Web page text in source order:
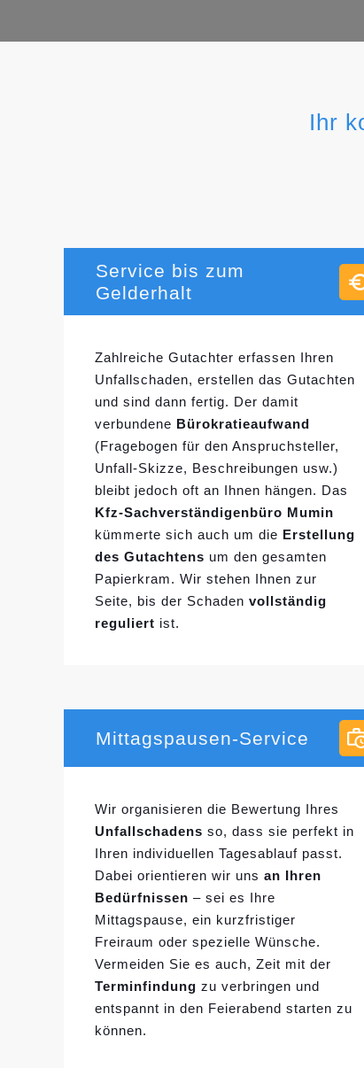
Ihr
Service bis zum
Gelderhalt
Zahlreiche Gutachter erfassen Ihren
Unfallschaden, erstellen das Gutachten
und sind dann fertig. Der damit
verbundene Bürokratieaufwand
(Fragebogen für den Anspruchsteller,
Unfall-Skizze, Beschreibungen usw.)
bleibt jedoch oft an Ihnen hängen. Das
Kfz-Sachverständigenbüro Mumin
kümmerte sich auch um die Erstellung
des Gutachtens um den gesamten
Papierkram. Wir stehen Ihnen zur
Seite, bis der Schaden vollständig
reguliert ist.
Mittagspausen-Service
Wir organisieren die Bewertung Ihres
Unfallschadens so, dass sie perfekt in
Ihren individuellen Tagesablauf passt.
Dabei orientieren wir uns an Ihren
Bedürfnissen – sei es Ihre
Mittagspause, ein kurzfristiger
Freiraum oder spezielle Wünsche.
Vermeiden Sie es auch, Zeit mit der
Terminfindung zu verbringen und
entspannt in den Feierabend starten zu
können.